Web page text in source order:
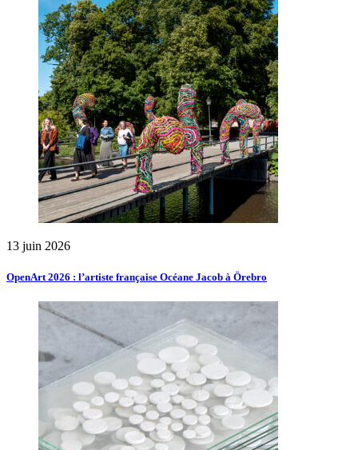
13 juin 2026
OpenArt 2026 : l’artiste française Océane Jacob à Örebro